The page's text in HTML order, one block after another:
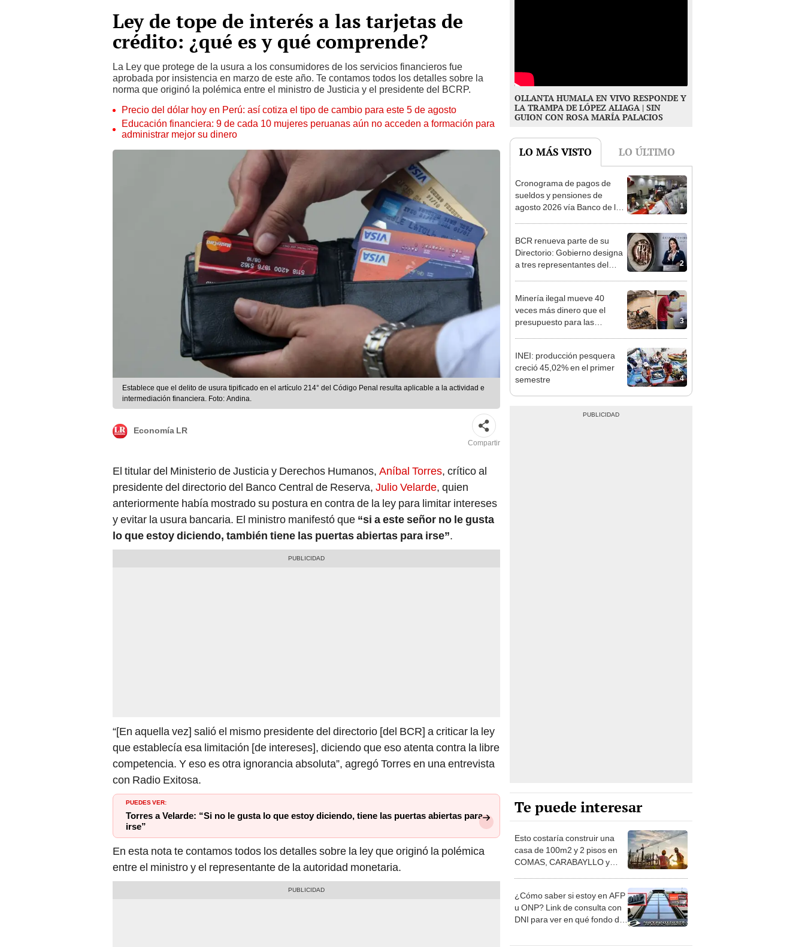
Ley de tope de interés a las tarjetas de
crédito: ¿qué es y qué comprende?
La Ley que protege de la usura a los consumidores de los servicios financieros fue
aprobada por insistencia en marzo de este año. Te contamos todos los detalles sobre la
norma que originó la polémica entre el ministro de Justicia y el presidente del BCRP.
Precio del dólar hoy en Perú: así cotiza el tipo de cambio para este 5 de agosto
Educación financiera: 9 de cada 10 mujeres peruanas aún no acceden a formación para
administrar mejor su dinero
Establece que el delito de usura tipificado en el artículo 214° del Código Penal resulta aplicable a la actividad e
intermediación financiera. Foto: Andina.
Economía LR
Compartir
El titular del Ministerio de Justicia y Derechos Humanos, Aníbal Torres , crítico al
presidente del directorio del Banco Central de Reserva,
Julio Velarde , quien
anteriormente había mostrado su postura en contra de la ley para limitar intereses
y evitar la usura bancaria. El ministro manifestó que “si a este señor no le gusta
lo que estoy diciendo, también tiene las puertas abiertas para irse”
“[En aquella vez] salió el mismo presidente del directorio [del BCR] a criticar la ley
que establecía esa limitación [de intereses], diciendo que eso atenta contra la libre
competencia. Y eso es otra ignorancia absoluta”, agregó Torres en una entrevista
con Radio Exitosa.
PUEDES VER:
Torres a Velarde: “Si no le gusta lo que estoy diciendo, tiene las puertas abiertas para
irse”
En esta nota te contamos todos los detalles sobre la ley que originó la polémica
entre el ministro y el representante de la autoridad monetaria.
OLLANTA HUMALA EN VIVO RESPONDE Y
LA TRAMPA DE LÓPEZ ALIAGA | SIN
GUION CON ROSA MARÍA PALACIOS
LO MÁS VISTO LO ÚLTIMO
1
Cronograma de pagos de
sueldos y pensiones de
agosto 2026 vía Banco de la
2
BCR renueva parte de su
Directorio: Gobierno designa
a tres representantes del
3
Minería ilegal mueve 40
veces más dinero que el
presupuesto para las
4
INEI: producción pesquera
creció 45,02% en el primer
semestre
Te puede interesar
Esto costaría construir una
casa de 100m2 y 2 pisos en
COMAS, CARABAYLLO y
¿Cómo saber si estoy en AFP
u ONP? Link de consulta con
DNI para ver en qué fondo de